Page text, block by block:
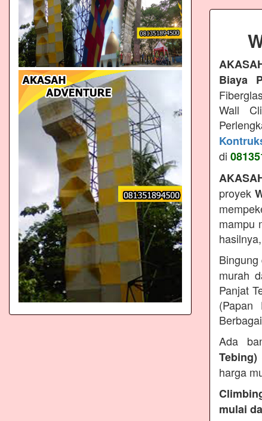
Biaya
Wall
di
proyek
mampu
Bingung
murah
Panjat
(Papan
Ada
Tebing)
harga
mulai